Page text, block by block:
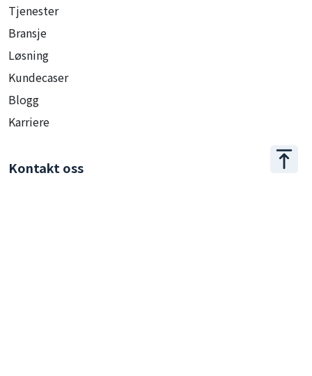
Tjenester
Bransje
Løsning
Kundecaser
Blogg
Karriere
Kontakt oss